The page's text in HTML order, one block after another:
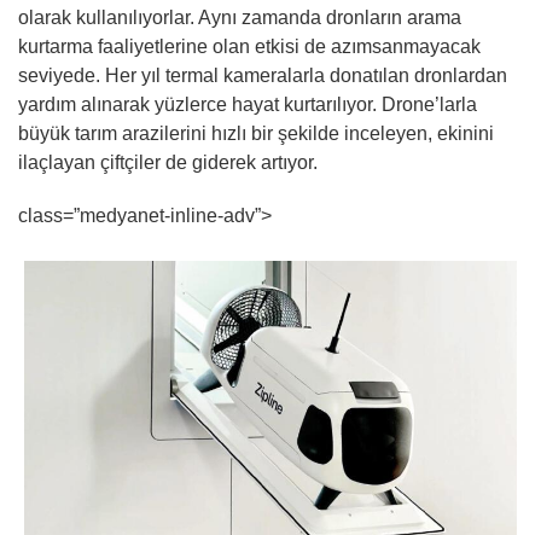
olarak kullanılıyorlar. Aynı zamanda dronların arama
kurtarma faaliyetlerine olan etkisi de azımsanmayacak
seviyede. Her yıl termal kameralarla donatılan dronlardan
yardım alınarak yüzlerce hayat kurtarılıyor. Drone’larla
büyük tarım arazilerini hızlı bir şekilde inceleyen, ekinini
ilaçlayan çiftçiler de giderek artıyor.
class=”medyanet-inline-adv”>